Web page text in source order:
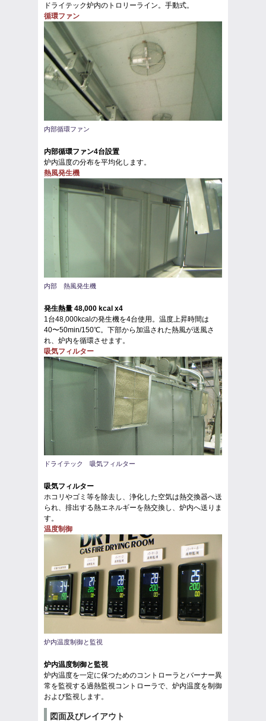
ドライテック炉内のトロリーライン。手動式。
循環ファン
内部循環ファン
内部循環ファン4台設置
炉内温度の分布を平均化します。
熱風発生機
内部 熱風発生機
発生熱量 48,000 kcal x4
1台48,000kcalの発生機を4台使用。温度上昇時間は
40〜50min/150℃。下部から加温された熱風が送風さ
れ、炉内を循環させます。
吸気フィルター
ドライテック 吸気フィルター
吸気フィルター
ホコリやゴミ等を除去し、浄化した空気は熱交換器へ送
られ、排出する熱エネルギーを熱交換し、炉内へ送りま
す。
温度制御
炉内温度制御と監視
炉内温度制御と監視
炉内温度を一定に保つためのコントローラとバーナー異
常を監視する過熱監視コントローラで、炉内温度を制御
および監視します。
図面及びレイアウト